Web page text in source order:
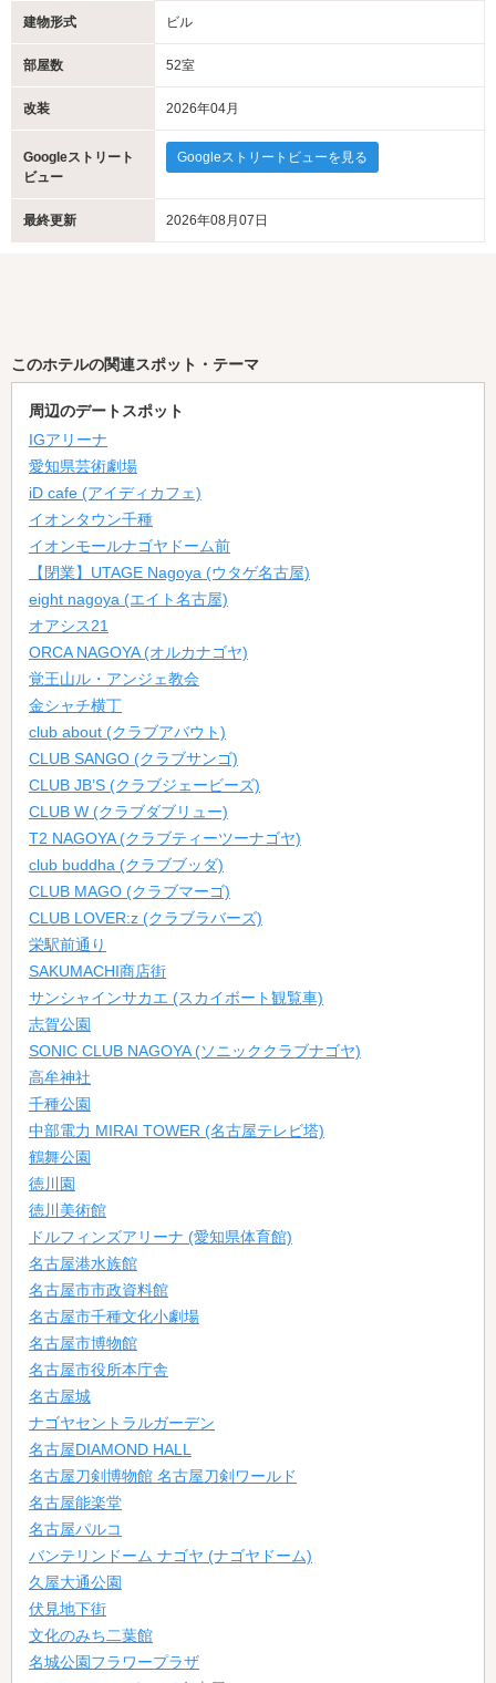
建物形式 ビル
部屋数 52室
改装 2026年04月
Googleストリート
ビュー
Googleストリートビューを見る
最終更新 2026年08月07日
このホテルの関連スポット・テーマ
周辺のデートスポット
IGアリーナ
愛知県芸術劇場
iD cafe (アイディカフェ)
イオンタウン千種
イオンモールナゴヤドーム前
【閉業】UTAGE Nagoya (ウタゲ名古屋)
eight nagoya (エイト名古屋)
オアシス21
ORCA NAGOYA (オルカナゴヤ)
覚王山ル・アンジェ教会
金シャチ横丁
club about (クラブアバウト)
CLUB SANGO (クラブサンゴ)
CLUB JB’S (クラブジェービーズ)
CLUB W (クラブダブリュー)
T2 NAGOYA (クラブティーツーナゴヤ)
club buddha (クラブブッダ)
CLUB MAGO (クラブマーゴ)
CLUB LOVER:z (クラブラバーズ)
栄駅前通り
SAKUMACHI商店街
サンシャインサカエ (スカイボート観覧車)
志賀公園
SONIC CLUB NAGOYA (ソニッククラブナゴヤ)
高牟神社
千種公園
中部電力 MIRAI TOWER (名古屋テレビ塔)
鶴舞公園
徳川園
徳川美術館
ドルフィンズアリーナ (愛知県体育館)
名古屋港水族館
名古屋市市政資料館
名古屋市千種文化小劇場
名古屋市博物館
名古屋市役所本庁舎
名古屋城
ナゴヤセントラルガーデン
名古屋DIAMOND HALL
名古屋刀剣博物館 名古屋刀剣ワールド
名古屋能楽堂
名古屋パルコ
バンテリンドーム ナゴヤ (ナゴヤドーム)
久屋大通公園
伏見地下街
文化のみち二葉館
名城公園フラワープラザ